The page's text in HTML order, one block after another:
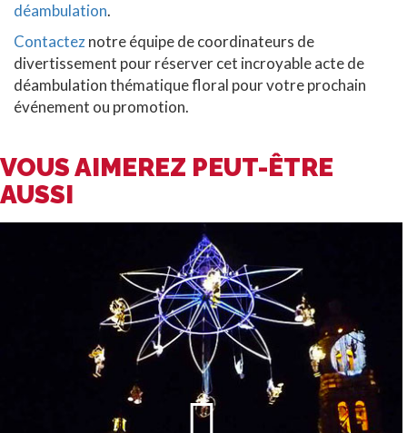
déambulation.
Contacteznotre équipe de coordinateurs de
divertissement pour réserver cet incroyable acte de
déambulation thématique floral pour votre prochain
événement ou promotion.
VOUS AIMEREZ PEUT-ÊTRE
AUSSI